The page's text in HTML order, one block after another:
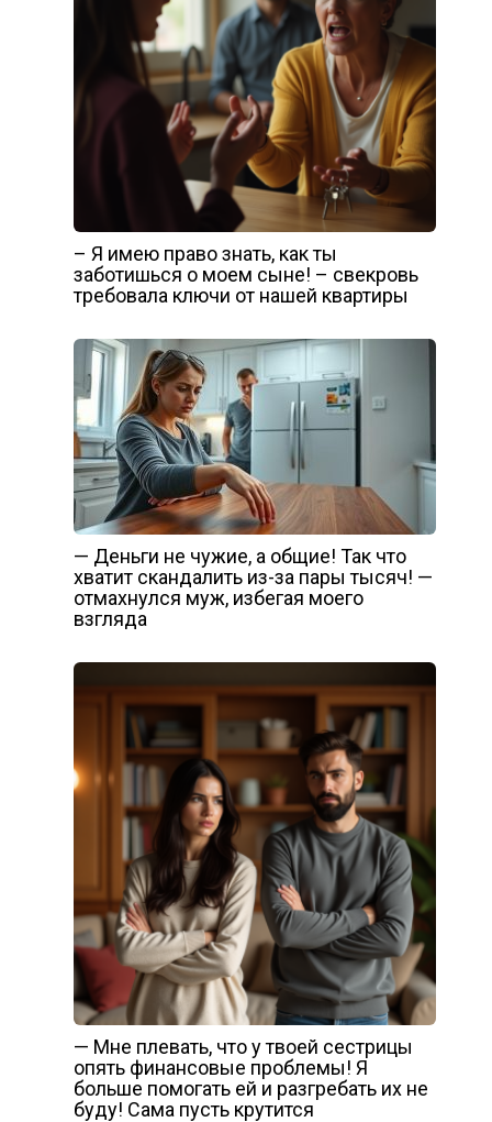
– Я имею право знать, как ты
заботишься о моем сыне! – свекровь
требовала ключи от нашей квартиры
— Деньги не чужие, а общие! Так что
хватит скандалить из-за пары тысяч! —
отмахнулся муж, избегая моего
взгляда
— Мне плевать, что у твоей сестрицы
опять финансовые проблемы! Я
больше помогать ей и разгребать их не
буду! Сама пусть крутится